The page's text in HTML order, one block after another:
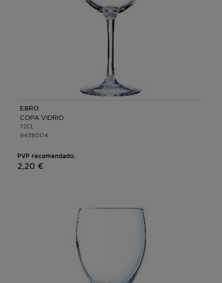
EBRO
COPA VIDRIO
72CL
9438004
PVP recomendado:
2,20 €